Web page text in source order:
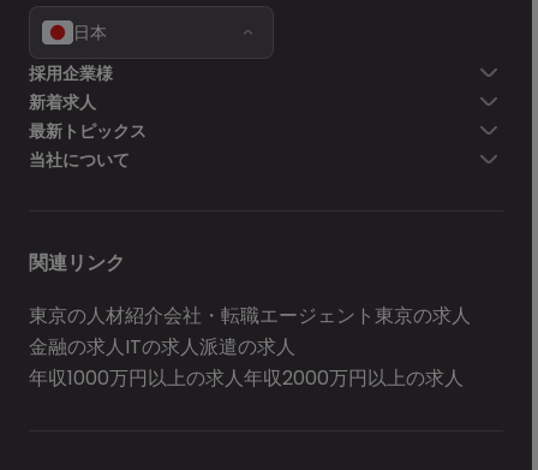
日本
採用企業様
新着求人
最新トピックス
当社について
関連リンク
東京の人材紹介会社・転職エージェント東京の求人
金融の求人ITの求人派遣の求人
年収1000万円以上の求人年収2000万円以上の求人